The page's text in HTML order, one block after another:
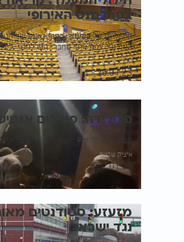
בפרלמנט האירופי
חילול וזלזול במעמד: בסוף נאומו של
האירופי, צעק אחד מחברי הפרלמנט
תומר כהן
26.01.23
פלורידה: פעילים
קבוצת פעילי ימין קיצוני מקרינים על
איציק שכטר
22.01.23
מזעזע: סטודנטים
נגד ישראל